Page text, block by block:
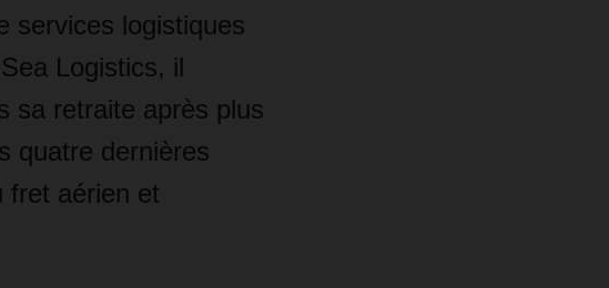
services logistiques
Logistics, il
sa retraite après plus
quatre dernières
fret aérien et